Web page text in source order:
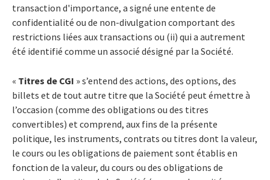
transaction d'importance, a signé une entente de
confidentialité ou de non-divulgation comportant des
restrictions liées aux transactions ou (ii) qui a autrement
été identifié comme un associé désigné par la Société.
« Titres de CGI » s’entend des actions, des options, des
billets et de tout autre titre que la Société peut émettre à
l’occasion (comme des obligations ou des titres
convertibles) et comprend, aux fins de la présente
politique, les instruments, contrats ou titres dont la valeur,
le cours ou les obligations de paiement sont établis en
fonction de la valeur, du cours ou des obligations de